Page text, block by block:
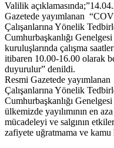
Valilik
Gazetede yayımlanan
Çalışanlarına Yönelik
Cumhurbaşkanlığı
kuruluşlarında çalışma
itibaren 10.00-16.00 olarak
duyurulur” denildi.
Resmi Gazetede
Çalışanlarına Yönelik
Cumhurbaşkanlığı
ülkemizde yayılımının en
mücadeleyi ve salgının
zafiyete uğratmama ve kamu